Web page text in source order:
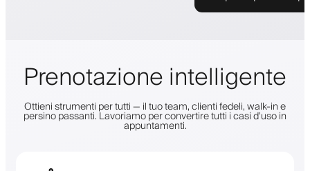
Prenotazione intelligente
Ottieni strumenti per tutti — il tuo team, clienti fedeli, walk-in e
persino passanti. Lavoriamo per convertire tutti i casi d'uso in
appuntamenti.